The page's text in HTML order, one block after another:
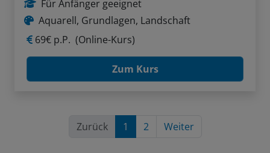
Für Anfänger geeignet
Aquarell, Grundlagen, Landschaft
69€ p.P. (Online-Kurs)
Zum Kurs
Zurück 1 2 Weiter